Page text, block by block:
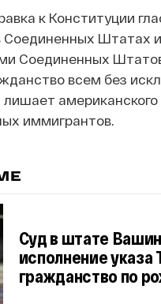
к Конституции
Соединенных
Соединенных
всем без
лишает
иммигрантов.
Суд в штате
исполнение указа
гражданство по